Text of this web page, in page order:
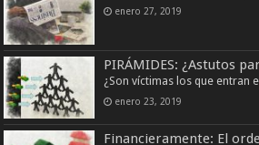
enero 27, 2019
PIRÁMIDES: ¿Astutos
¿Son víctimas los que entran
enero 23, 2019
Financieramente: El